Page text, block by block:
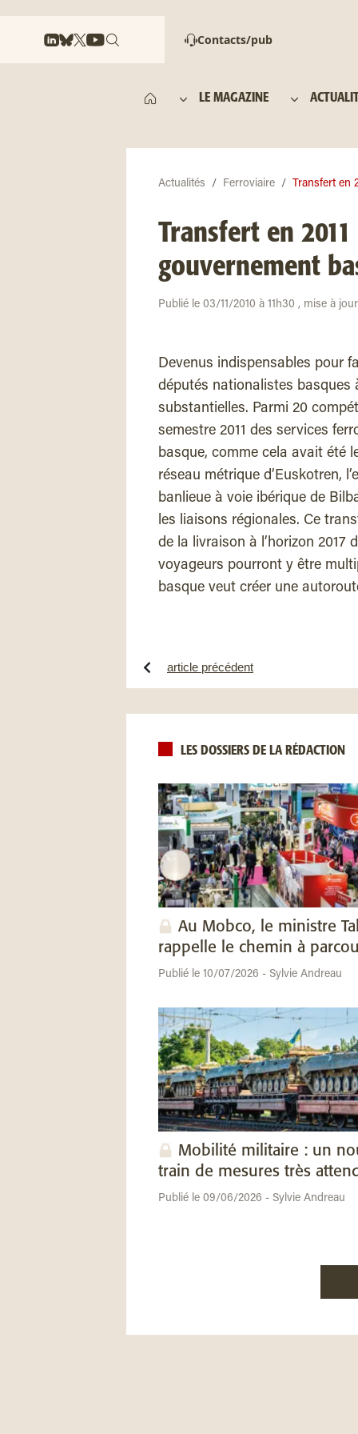
Contacts/pub
LE MAGAZINE
Actualités Ferroviaire Transfert en
Transfert en
gouvernement
Publié le 03/11/2010 à 11h30 , mise à
Devenus indispensables pour
députés nationalistes
substantielles. Parmi 20
semestre 2011 des services
basque, comme cela avait été
réseau métrique d’Euskotren,
banlieue à voie ibérique de
les liaisons régionales. Ce
de la livraison à l’horizon 2017
voyageurs pourront y être
basque veut créer une
article précédent
LES DOSSIERS DE LA RÉDACTION
Au Mobco, le ministre
rappelle le chemin à
Publié le 10/07/2026 - Sylvie Andreau
Mobilité militaire : un
train de mesures très
Publié le 09/06/2026 - Sylvie Andreau